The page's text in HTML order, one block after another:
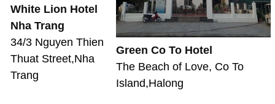
White Lion Hotel
Nha Trang
34/3 Nguyen Thien
Thuat Street,Nha
Trang
Green Co To Hotel
The Beach of Love, Co To
Island,Halong